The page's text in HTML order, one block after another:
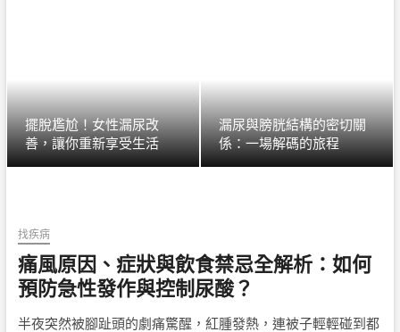
擺脫尷尬！女性漏尿改
善，讓你重新享受生活
漏尿與膀胱結構的密切關
係：一場解碼的旅程
找疾病
痛風原因、症狀與飲食禁忌全解析：如何
預防急性發作與控制尿酸？
半夜突然被腳趾頭的劇痛驚醒，紅腫發熱，連被子輕輕碰到都